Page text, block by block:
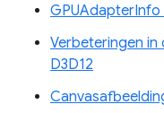
Verbeteringen in
D3D12